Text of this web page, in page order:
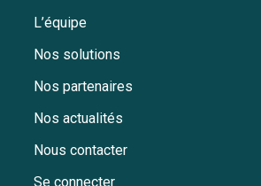
L’équipe
Nos solutions
Nos partenaires
Nos actualités
Nous contacter
Se connecter